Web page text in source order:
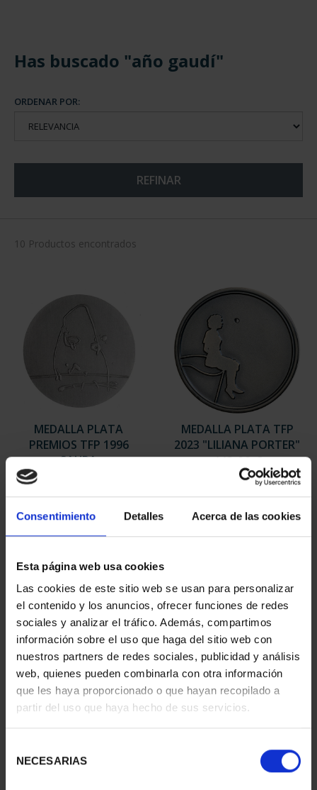
Consentimiento Detalles Acerca de las cookies
Esta página web usa cookies
Las cookies de este sitio web se usan para personalizar
el contenido y los anuncios, ofrecer funciones de redes
sociales y analizar el tráfico. Además, compartimos
información sobre el uso que haga del sitio web con
nuestros partners de redes sociales, publicidad y análisis
web, quienes pueden combinarla con otra información
que les haya proporcionado o que hayan recopilado a
partir del uso que haya hecho de sus servicios.
NECESARIAS
Has buscado "año gaudí"
ORDENAR POR:
REFINAR
10 Productos encontrados
MEDALLA PLATA
PREMIOS TFP 1996
SAURA
MEDALLA PLATA TFP
2023 "LILIANA PORTER"
443,00 €
MEDALLA PLATA TFP
2024 "ESTHER FERRER"
443,00 €
MEDALLA PLATA
PREMIOS TFP 2000
ROBERTO M...